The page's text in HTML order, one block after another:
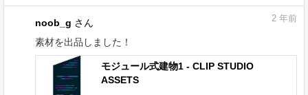
noob_g さん
素材を出品しました！
2 年前
モジュール式建物1 - CLIP STUDIO
ASSETS